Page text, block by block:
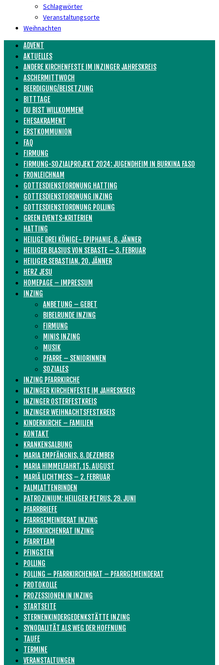
Schlagwörter
Veranstaltungsorte
Weihnachten
ADVENT
AKTUELLES
ANDERE KIRCHENFESTE IM INZINGER JAHRESKREIS
ASCHERMITTWOCH
BEERDIGUNG/BEISETZUNG
BITTTAGE
DU BIST WILLKOMMEN!
EHESAKRAMENT
ERSTKOMMUNION
FAQ
FIRMUNG
FIRMUNG-SOZIALPROJEKT 2024: JUGENDHEIM IN BURKINA FASO
FRONLEICHNAM
GOTTESDIENSTORDNUNG HATTING
GOTTESDIENSTORDNUNG INZING
GOTTESDIENSTORDNUNG POLLING
GREEN EVENTS-KRITERIEN
HATTING
HEILIGE DREI KÖNIGE- EPIPHANIE, 6. JÄNNER
HEILIGER BLASIUS VON SEBASTE – 3. FEBRUAR
HEILIGER SEBASTIAN, 20. JÄNNER
HERZ JESU
HOMEPAGE – IMPRESSUM
INZING
ANBETUNG – GEBET
BIBELRUNDE INZING
FIRMUNG
MINIS INZING
MUSIK
PFARRE – SENIORINNEN
SOZIALES
INZING PFARRKIRCHE
INZINGER KIRCHENFESTE IM JAHRESKREIS
INZINGER OSTERFESTKREIS
INZINGER WEIHNACHTSFESTKREIS
KINDERKIRCHE – FAMILIEN
KONTAKT
KRANKENSALBUNG
MARIA EMPFÄNGNIS, 8. DEZEMBER
MARIA HIMMELFAHRT, 15. AUGUST
MARIÄ LICHTMESS – 2. FEBRUAR
PALMLATTENBINDEN
PATROZINIUM: HEILIGER PETRUS, 29. JUNI
PFARRBRIEFE
PFARRGEMEINDERAT INZING
PFARRKIRCHENRAT INZING
PFARRTEAM
PFINGSTEN
POLLING
POLLING – PFARRKIRCHENRAT – PFARRGEMEINDERAT
PROTOKOLLE
PROZESSIONEN IN INZING
STARTSEITE
STERNENKINDERGEDENKSTÄTTE INZING
SYNODALITÄT ALS WEG DER HOFFNUNG
TAUFE
TERMINE
VERANSTALTUNGEN